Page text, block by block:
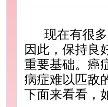
现在有很
因此，保持良
重要基础。癌
病症难以匹敌
下面来看看，